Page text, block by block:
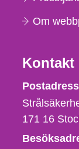
Om
Kontakt
Postadress
171 16